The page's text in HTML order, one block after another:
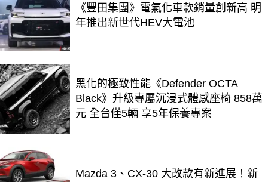
《豐田集團》電氣化車款銷量創新高 明
年推出新世代HEV大電池
黑化的極致性能《Defender OCTA
Black》升級專屬沉浸式體感座椅 858萬
元 全台僅5輛 享5年保養專案
Mazda 3、CX-30 大改款有新進展！新